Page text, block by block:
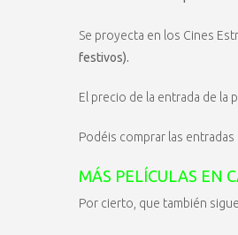
Se proyecta en los Cines
festivos).
El precio de la entrada de la
Podéis comprar las entradas
MÁS PELÍCULAS EN
Por cierto, que también